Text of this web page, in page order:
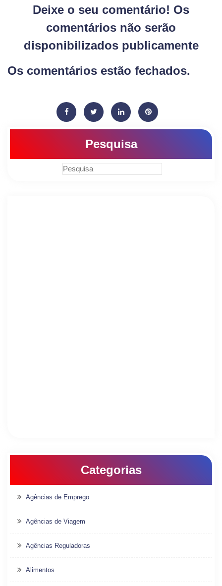
Deixe o seu comentário! Os
comentários não serão
disponibilizados publicamente
Os comentários estão fechados.
Pesquisa
Categorias
Agências de Emprego
Agências de Viagem
Agências Reguladoras
Alimentos